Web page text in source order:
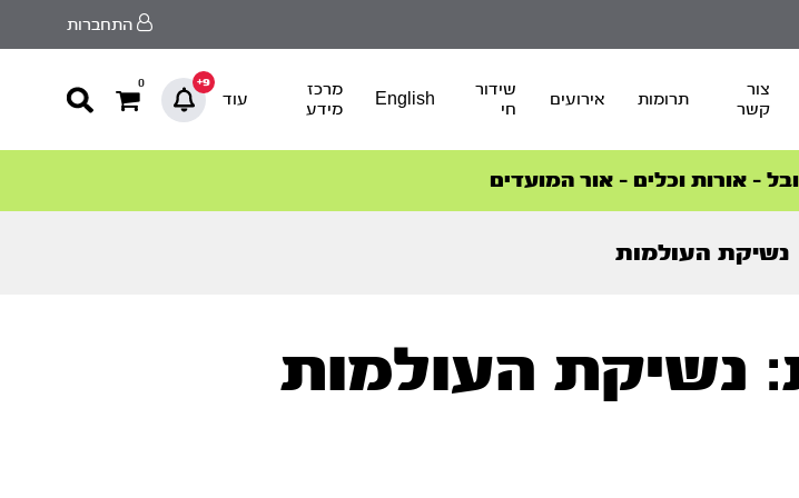
התחברות
צור
קשר
תרומות אירועים
שידור
חי
English
מרכז
מידע
עוד
9+
0
הפודקאסטים
החודש – דרך המלך
– אורות וכלים – אור המועדים
הבריאות הטבעית >
הפודקאסטים
החודש – דרך המלך
נשיקת העולמות
נשיקת העולמות